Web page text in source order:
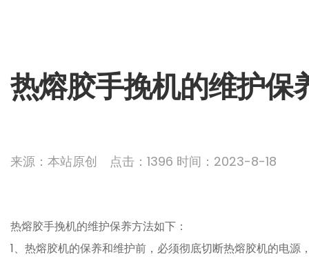
热熔胶手挽机的维护保
来源：本站原创 点击：1396 时间：2023-8-18
热熔胶手挽机的维护保养方法如下：
1、热熔胶机的保养和维护前，必须彻底切断热熔胶机的电源